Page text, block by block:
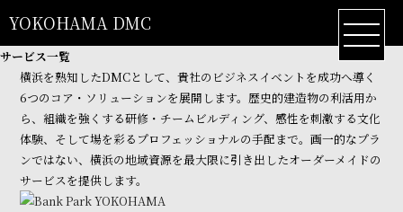
YOKOHAMA DMC
サービス一覧
横浜を熟知したDMCとして、貴社のビジネスイベントを成功へ導く
6つのコア・ソリューションを展開します。歴史的建造物の利活用か
ら、組織を強くする研修・チームビルディング、感性を刺激する文化
体験、そして場を彩るプロフェッショナルの手配まで。画一的なプラ
ンではない、横浜の地域資源を最大限に引き出したオーダーメイドの
サービスを提供します。